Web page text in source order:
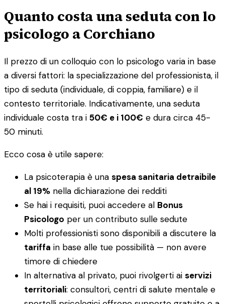
Quanto costa una seduta con lo
psicologo a Corchiano
Il prezzo di un colloquio con lo psicologo varia in base
a diversi fattori: la specializzazione del professionista, il
tipo di seduta (individuale, di coppia, familiare) e il
contesto territoriale. Indicativamente, una seduta
individuale costa tra i 50€ e i 100€ e dura circa 45-
50 minuti.
Ecco cosa è utile sapere:
La psicoterapia è una spesa sanitaria detraibile
al 19% nella dichiarazione dei redditi
Se hai i requisiti, puoi accedere al Bonus
Psicologo per un contributo sulle sedute
Molti professionisti sono disponibili a discutere la
tariffa in base alle tue possibilità — non avere
timore di chiedere
In alternativa al privato, puoi rivolgerti ai servizi
territoriali: consultori, centri di salute mentale e